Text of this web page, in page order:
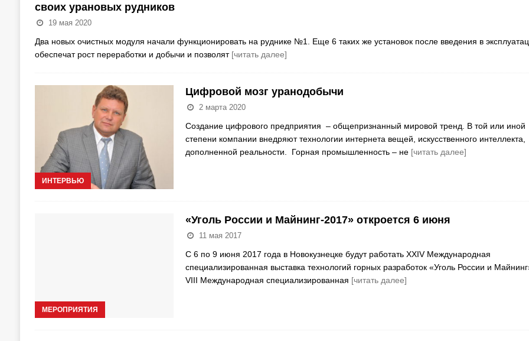
своих урановых рудников
19 мая 2020
Два новых очистных модуля начали функционировать на руднике №1. Еще 6 таких же установок после введения в
обеспечат рост переработки и добычи и позволят [читать далее]
ИНТЕРВЬЮ
Цифровой мозг уранодобычи
2 марта 2020
Создание цифрового предприятия – общепризнанный мировой тренд. В той или иной
степени компании внедряют технологии интернета вещей, искусственного интеллекта,
дополненной реальности. Горная промышленность – не [читать далее]
МЕРОПРИЯТИЯ
«Уголь России и Майнинг-2017» откроется 6 июня
11 мая 2017
С 6 по 9 июня 2017 года в Новокузнецке будут работать XXIV Международная
специализированная выставка технологий горных разработок «Уголь России и
VIII Международная специализированная [читать далее]